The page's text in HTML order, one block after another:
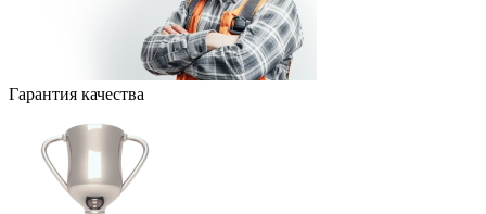
Гарантия качества